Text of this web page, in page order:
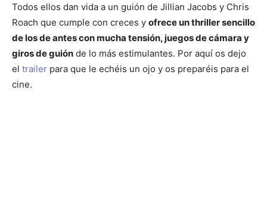
Todos ellos dan vida a un guión de Jillian Jacobs y Chris
Roach que cumple con creces y ofrece un thriller sencillo
de los de antes con mucha tensión, juegos de cámara y
giros de guión de lo más estimulantes. Por aquí os dejo
el trailer para que le echéis un ojo y os preparéis para el
cine.